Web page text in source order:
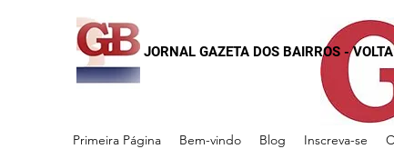
JORNAL GAZETA DOS BAIRROS -
Primeira Página Bem-vindo Blog Inscreva-se